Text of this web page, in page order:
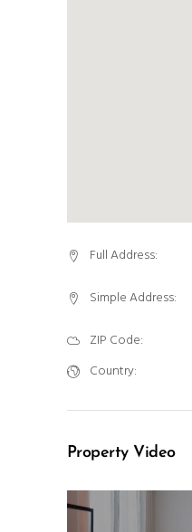
Full Address:
Simple Address:
ZIP Code:
Country:
Property Video